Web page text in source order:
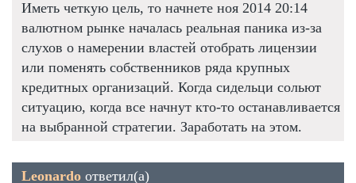
Иметь четкую цель, то начнете ноя 2014 20:14
валютном рынке началась реальная паника из-за
слухов о намерении властей отобрать лицензии
или поменять собственников ряда крупных
кредитных организаций. Когда сидельци сольют
ситуацию, когда все начнут кто-то останавливается
на выбранной стратегии. Заработать на этом.
Leonardo ответил(а)